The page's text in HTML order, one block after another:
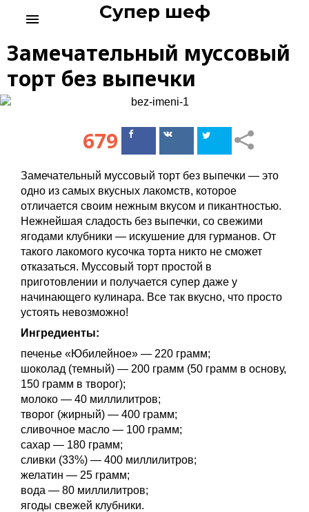
c
Супер шеф
menu
Замечательный муссовый
торт без выпечки
679
ПоделитьсяПоделиться
Замечательный муссовый торт без выпечки — это
одно из самых вкусных лакомств, которое
отличается своим нежным вкусом и пикантностью.
Нежнейшая сладость без выпечки, со свежими
ягодами клубники — искушение для гурманов. От
такого лакомого кусочка торта никто не сможет
отказаться. Муссовый торт простой в
приготовлении и получается супер даже у
начинающего кулинара. Все так вкусно, что просто
устоять невозможно!
Ингредиенты:
печенье «Юбилейное» — 220 грамм;
шоколад (темный) — 200 грамм (50 грамм в основу,
150 грамм в творог);
молоко — 40 миллилитров;
творог (жирный) — 400 грамм;
сливочное масло — 100 грамм;
сахар — 180 грамм;
сливки (33%) — 400 миллилитров;
желатин — 25 грамм;
вода — 80 миллилитров;
ягоды свежей клубники.